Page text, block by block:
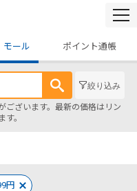
モール ポイント通帳
絞り込み
ございます。最新の価格はリン
。
円